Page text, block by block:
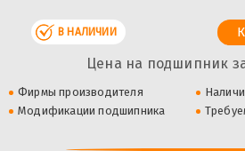
В НАЛИЧИИ
Цена на подшипник
Фирмы производителя
Модификации подшипника